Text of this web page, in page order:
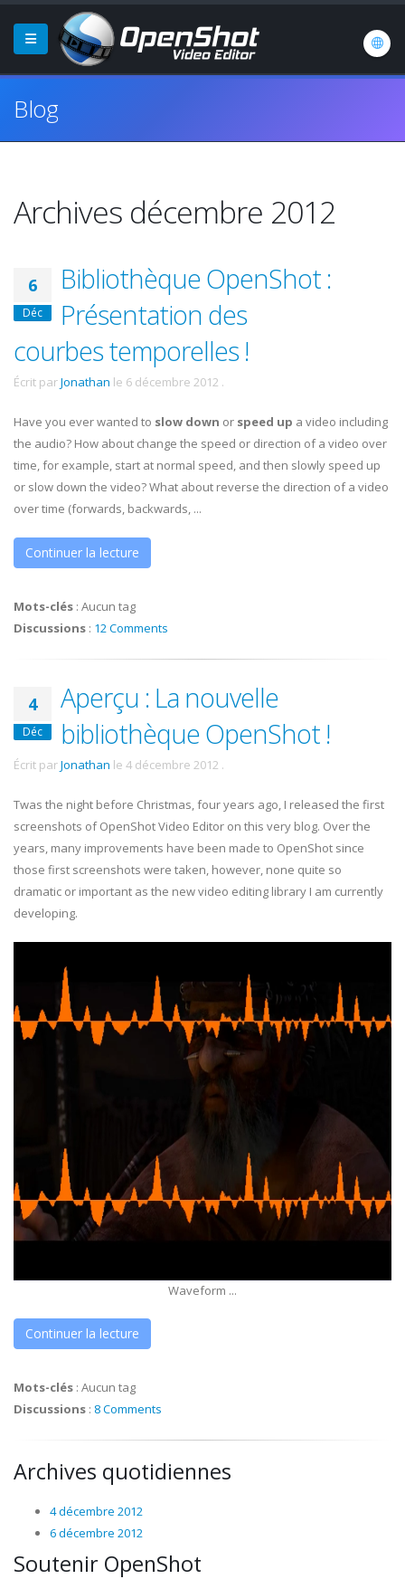
Blog
Archives décembre 2012
6
Déc
Bibliothèque OpenShot :
Présentation des
courbes temporelles !
Écrit parJonathan le 6 décembre 2012 .
Have you ever wanted to slow down or speed up a video including
the audio? How about change the speed or direction of a video over
time, for example, start at normal speed, and then slowly speed up
or slow down the video? What about reverse the direction of a video
over time (forwards, backwards, ...
Continuer la lecture
Mots-clés : Aucun tag
Discussions : 12 Comments
4
Déc
Aperçu : La nouvelle
bibliothèque OpenShot !
Écrit parJonathan le 4 décembre 2012 .
Twas the night before Christmas, four years ago, I released the first
screenshots of OpenShot Video Editor on this very blog. Over the
years, many improvements have been made to OpenShot since
those first screenshots were taken, however, none quite so
dramatic or important as the new video editing library I am currently
developing.
Waveform ...
Continuer la lecture
Mots-clés : Aucun tag
Discussions : 8 Comments
Archives quotidiennes
4 décembre 2012
6 décembre 2012
Soutenir OpenShot